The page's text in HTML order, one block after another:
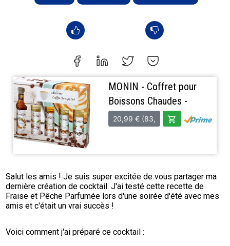
Salut les amis ! Je suis super excitée de vous partager ma
dernière création de cocktail. J'ai testé cette recette de
Fraise et Pêche Parfumée lors d'une soirée d'été avec mes
amis et c'était un vrai succès !
Voici comment j'ai préparé ce cocktail :